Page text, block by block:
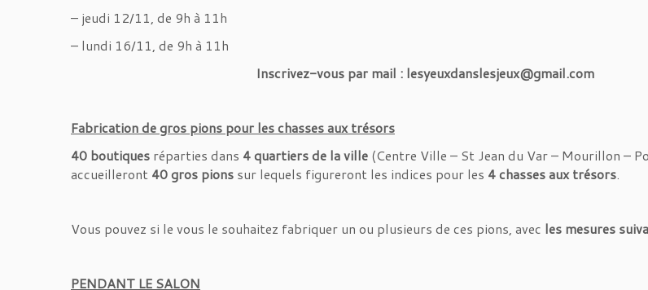
– jeudi 12/11, de 9h à 11h
– lundi 16/11, de 9h à 11h
Inscrivez-vous par mail : lesyeuxdanslesjeux@gmail.com
Fabrication de gros pions pour les chasses aux trésors
40 boutiques réparties dans 4 quartiers de la ville (Centre Ville – St Jean du Var – Mourillon –
accueilleront 40 gros pions sur lequels figureront les indices pour les 4 chasses aux trésors.
Vous pouvez si le vous le souhaitez fabriquer un ou plusieurs de ces pions, avec les mesures
PENDANT LE SALON